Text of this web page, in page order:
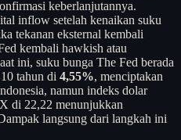
keberlanjutannya.
inflow setelah kenaikan suku
tekanan eksternal kembali
kembali hawkish atau
ini, suku bunga The Fed berada
tahun di 4,55%, menciptakan
namun indeks dolar
di 22,22 menunjukkan
langsung dari langkah ini